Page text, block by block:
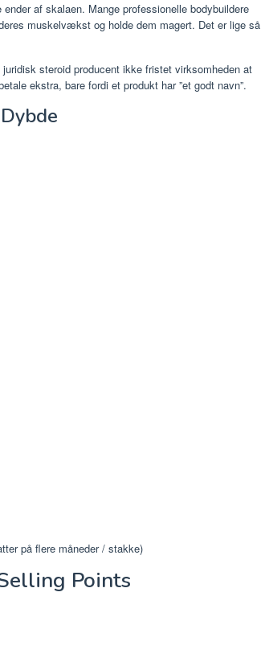
af skalaen. Mange professionelle bodybuildere
muskelvækst og holde dem magert. Det er lige så
steroid producent ikke fristet virksomheden at
ekstra, bare fordi et produkt har ”et godt navn”.
på flere måneder / stakke)
Points